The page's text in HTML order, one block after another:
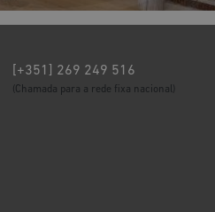
[+351] 269 249 516
(Chamada para a rede fixa nacional)